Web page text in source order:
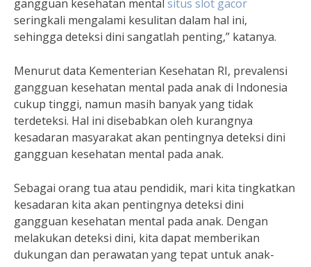
gangguan kesehatan mental situs slot gacor
seringkali mengalami kesulitan dalam hal ini,
sehingga deteksi dini sangatlah penting,” katanya.
Menurut data Kementerian Kesehatan RI, prevalensi
gangguan kesehatan mental pada anak di Indonesia
cukup tinggi, namun masih banyak yang tidak
terdeteksi. Hal ini disebabkan oleh kurangnya
kesadaran masyarakat akan pentingnya deteksi dini
gangguan kesehatan mental pada anak.
Sebagai orang tua atau pendidik, mari kita tingkatkan
kesadaran kita akan pentingnya deteksi dini
gangguan kesehatan mental pada anak. Dengan
melakukan deteksi dini, kita dapat memberikan
dukungan dan perawatan yang tepat untuk anak-